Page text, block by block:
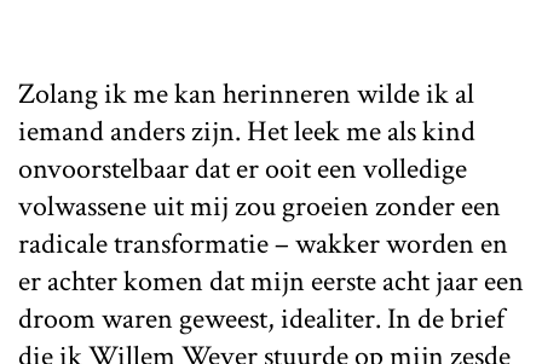
Zolang ik me kan herinneren wilde ik al
iemand anders zijn. Het leek me als kind
onvoorstelbaar dat er ooit een volledige
volwassene uit mij zou groeien zonder een
radicale transformatie – wakker worden en
er achter komen dat mijn eerste acht jaar een
droom waren geweest, idealiter. In de brief
die ik Willem Wever stuurde op mijn zesde